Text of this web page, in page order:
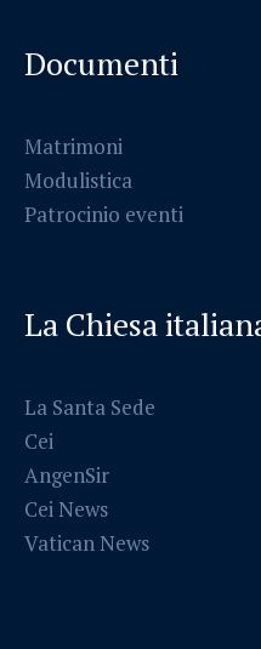
Documenti
Matrimoni
Modulistica
Patrocinio eventi
La Chiesa
La Santa Sede
Cei
AngenSir
Cei News
Vatican News